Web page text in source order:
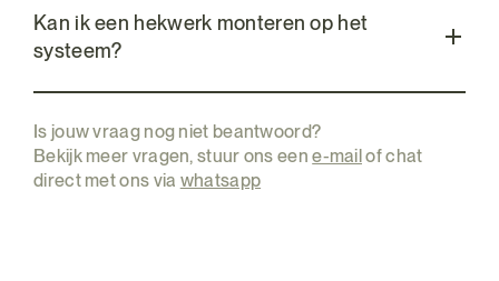
Kan ik een hekwerk monteren op het
systeem?
Is jouw vraag nog niet beantwoord?
Bekijk meer vragen, stuur ons eene-mail of chat
direct met ons via whatsapp